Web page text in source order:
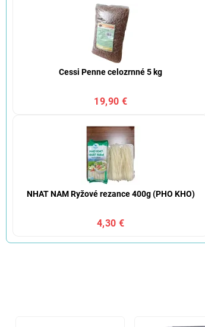
Cessi Penne celozrnné 5 kg
19,90 €
NHAT NAM Ryžové rezance 400g (PHO KHO)
4,30 €